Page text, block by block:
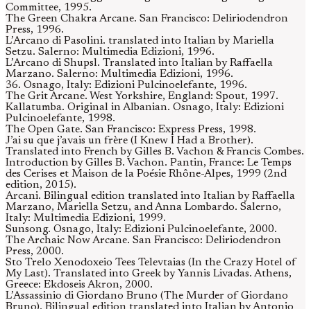
Committee, 1995.
The Green Chakra Arcane. San Francisco: Deliriodendron
Press, 1996.
L’Arcano di Pasolini. translated into Italian by Mariella
Setzu. Salerno: Multimedia Edizioni, 1996.
L’Arcano di Shupsl. Translated into Italian by Raffaella
Marzano. Salerno: Multimedia Edizioni, 1996.
36. Osnago, Italy: Edizioni Pulcinoelefante, 1996.
The Grit Arcane. West Yorkshire, England: Spout, 1997.
Kallatumba. Original in Albanian. Osnago, Italy: Edizioni
Pulcinoelefante, 1998.
The Open Gate. San Francisco: Express Press, 1998.
J’ai su que j’avais un frère (I Knew I Had a Brother).
Translated into French by Gilles B. Vachon & Francis Combes.
Introduction by Gilles B. Vachon. Pantin, France: Le Temps
des Cerises et Maison de la Poésie Rhône-Alpes, 1999 (2nd
edition, 2015).
Arcani. Bilingual edition translated into Italian by Raffaella
Marzano, Mariella Setzu, and Anna Lombardo. Salerno,
Italy: Multimedia Edizioni, 1999.
Sunsong. Osnago, Italy: Edizioni Pulcinoelefante, 2000.
The Archaic Now Arcane. San Francisco: Deliriodendron
Press, 2000.
Sto Trelo Xenodoxeio Tees Televtaias (In the Crazy Hotel of
My Last). Translated into Greek by Yannis Livadas. Athens,
Greece: Ekdoseis Akron, 2000.
L’Assassinio di Giordano Bruno (The Murder of Giordano